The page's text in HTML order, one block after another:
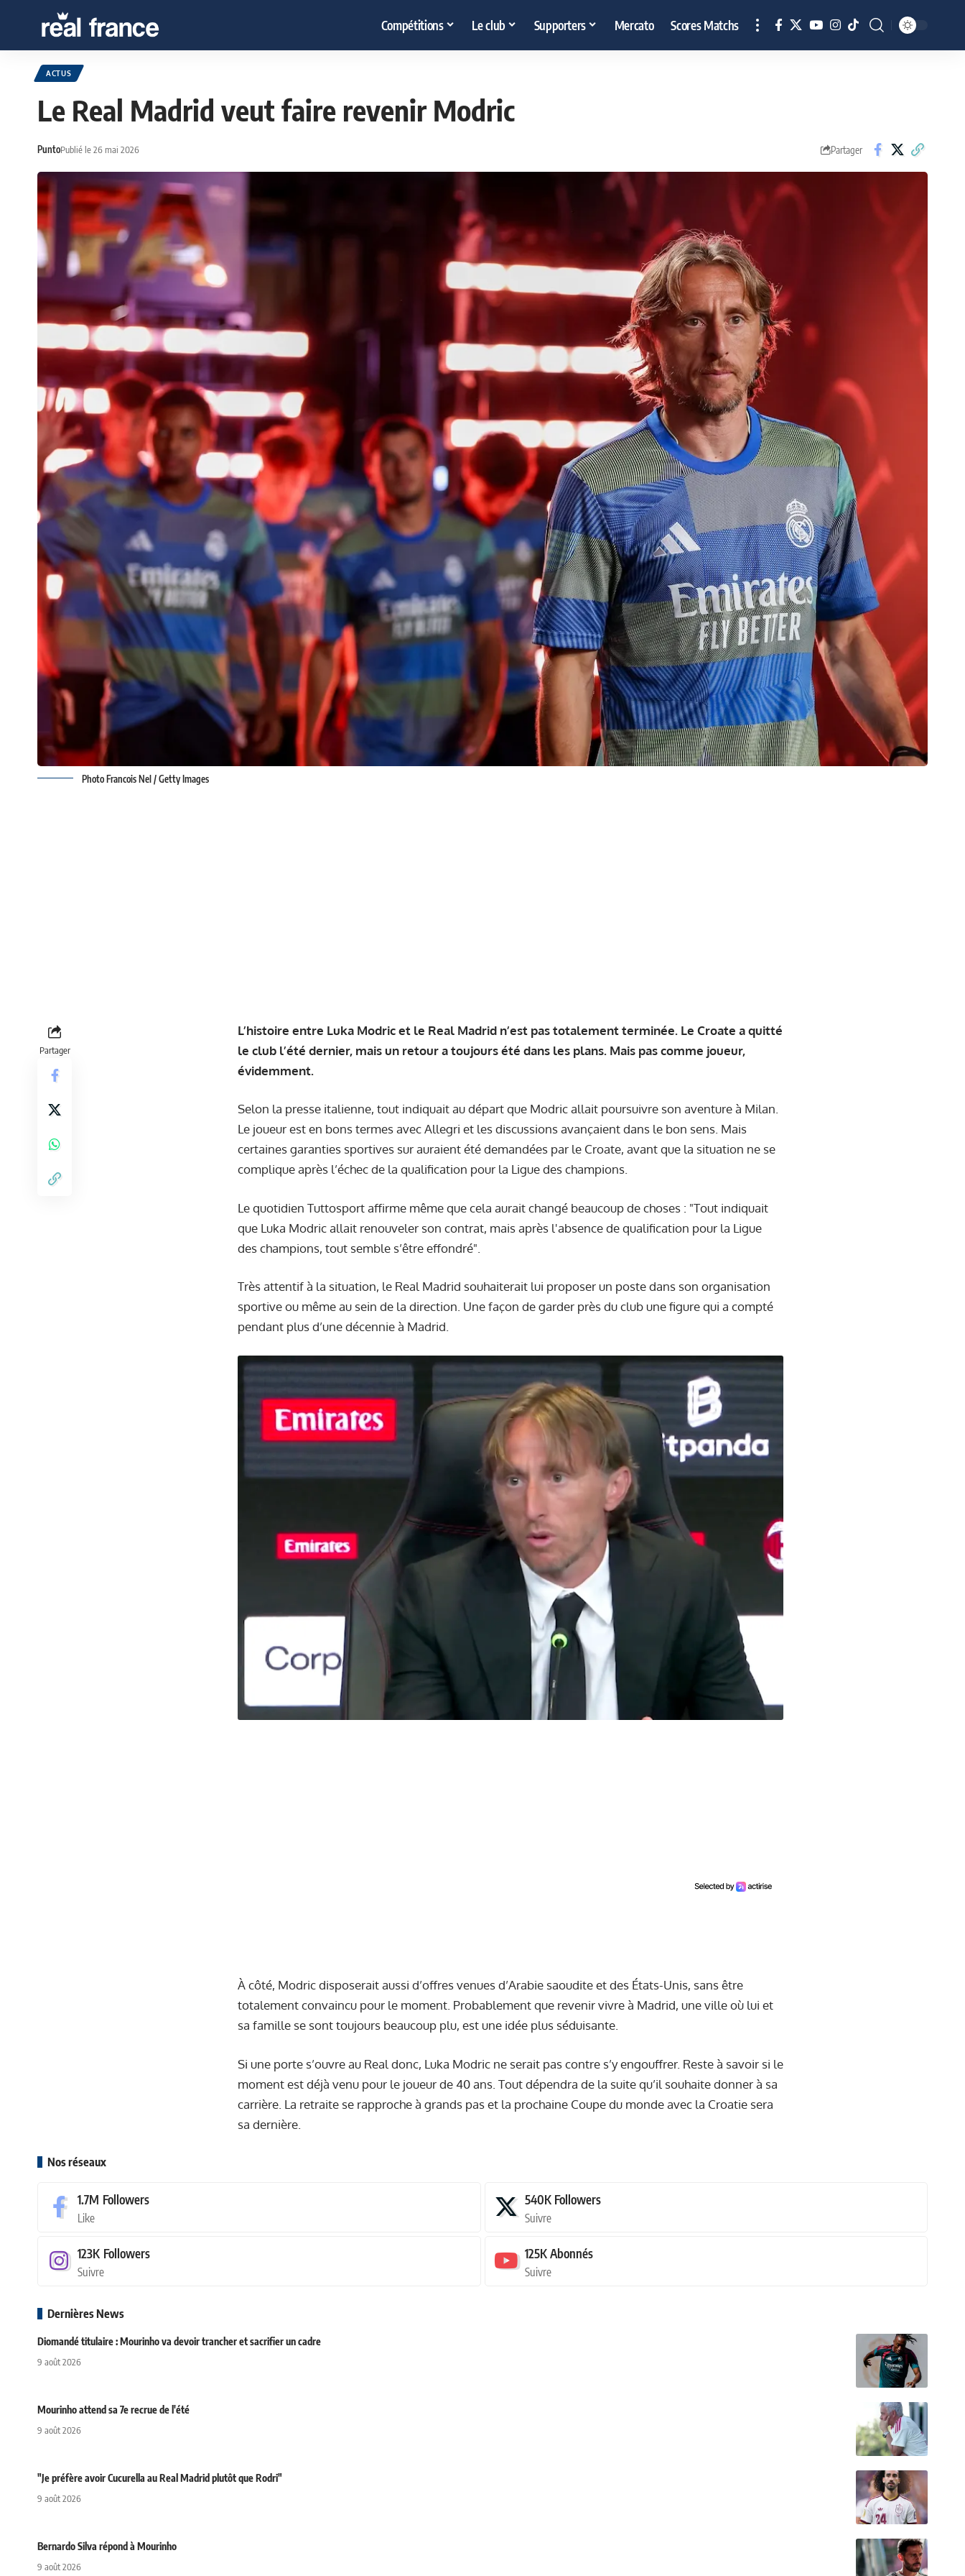
Compétitions Le club Supporters Mercato Scores Matchs
ACTUS
Le Real Madrid veut faire revenir Modric
PuntoPublié le 26 mai 2026 Partager
Photo Francois Nel / Getty Images
Partager
L’histoire entre Luka Modric et le Real Madrid n’est pas totalement terminée. Le Croate a quitté
le club l’été dernier, mais un retour a toujours été dans les plans. Mais pas comme joueur,
évidemment.
Selon la presse italienne, tout indiquait au départ que Modric allait poursuivre son aventure à Milan.
Le joueur est en bons termes avec Allegri et les discussions avançaient dans le bon sens. Mais
certaines garanties sportives sur auraient été demandées par le Croate, avant que la situation ne se
complique après l’échec de la qualification pour la Ligue des champions.
Le quotidien Tuttosport affirme même que cela aurait changé beaucoup de choses : "Tout indiquait
que Luka Modric allait renouveler son contrat, mais après l'absence de qualification pour la Ligue
des champions, tout semble s’être effondré".
Très attentif à la situation, le Real Madrid souhaiterait lui proposer un poste dans son organisation
sportive ou même au sein de la direction. Une façon de garder près du club une figure qui a compté
pendant plus d’une décennie à Madrid.
À côté, Modric disposerait aussi d’offres venues d’Arabie saoudite et des États-Unis, sans être
totalement convaincu pour le moment. Probablement que revenir vivre à Madrid, une ville où lui et
sa famille se sont toujours beaucoup plu, est une idée plus séduisante.
Si une porte s’ouvre au Real donc, Luka Modric ne serait pas contre s’y engouffrer. Reste à savoir si le
moment est déjà venu pour le joueur de 40 ans. Tout dépendra de la suite qu’il souhaite donner à sa
carrière. La retraite se rapproche à grands pas et la prochaine Coupe du monde avec la Croatie sera
sa dernière.
Nos réseaux
1.7M Followers
Like
540K Followers
Suivre
123K Followers
Suivre
125KAbonnés
Suivre
Dernières News
Diomandé titulaire : Mourinho va devoir trancher et sacrifier un cadre
9 août 2026
Mourinho attend sa 7e recrue de l'été
9 août 2026
"Je préfère avoir Cucurella au Real Madrid plutôt que Rodri"
9 août 2026
Bernardo Silva répond à Mourinho
9 août 2026